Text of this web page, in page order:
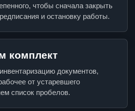
чтобы сначала закрыть
и остановку работы.
комплект
документов,
от устаревшего
список пробелов.